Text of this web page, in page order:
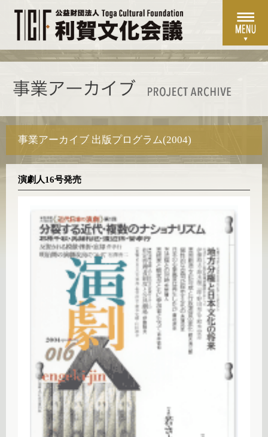
事業アーカイブ 出版プログラム(2004)
演劇人16号発売